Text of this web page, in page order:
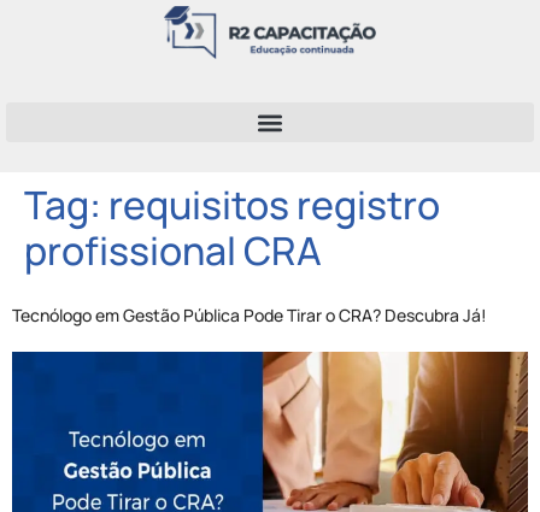
Tag: requisitos registro
profissional CRA
Tecnólogo em Gestão Pública Pode Tirar o CRA? Descubra Já!